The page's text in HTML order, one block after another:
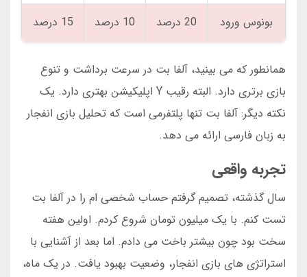
بونوس ورود 20 درصد 10 درصد 15 درصد
همانطور که می بینید، آلفا بت در سرعت برداشت و تنوع
بازی برتری دارد. البته رقیب Y اپلیکیشن بهتری دارد. یک
نکته دیگر: آلفا بت تنها پلتفرمی است که تحلیل بازی انفجار
به زبان فارسی ارائه می دهد.
تجربه واقعی
سال گذشته، تصمیم گرفتم حساب شخصی ام را در آلفا بت
تست کنم. با یک میلیون تومان شروع کردم. اولین هفته
سخت بود چون بیشتر باخت می دادم. اما بعد از آشنایی با
استراتژی های بازی انفجار، وضعیت بهبود یافت. در یک ماه،